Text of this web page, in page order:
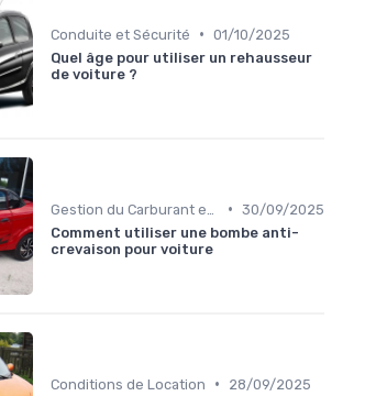
Conduite et Sécurité • 01/10/2025
Quel âge pour utiliser un rehausseur
de voiture ?
• 30/09/2025
Comment utiliser une bombe anti-
crevaison pour voiture
Conditions de Location •
28/09/2025